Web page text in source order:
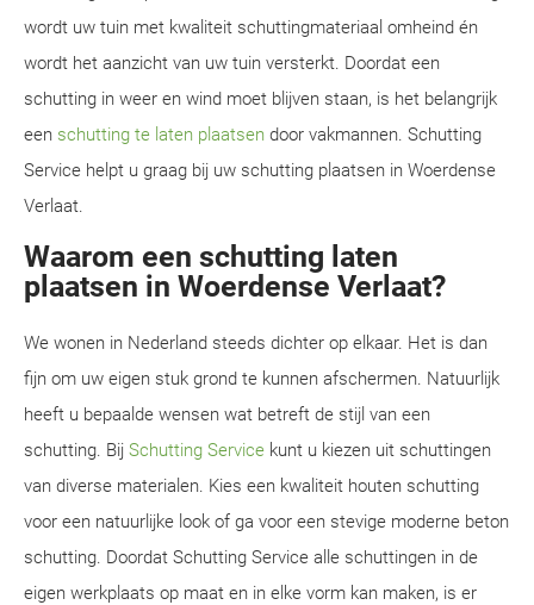
wordt uw tuin met kwaliteit schuttingmateriaal omheind én
wordt het aanzicht van uw tuin versterkt. Doordat een
schutting in weer en wind moet blijven staan, is het belangrijk
een schutting te laten plaatsen door vakmannen. Schutting
Service helpt u graag bij uw schutting plaatsen in Woerdense
Verlaat.
Waarom een schutting laten
plaatsen in Woerdense Verlaat?
We wonen in Nederland steeds dichter op elkaar. Het is dan
fijn om uw eigen stuk grond te kunnen afschermen. Natuurlijk
heeft u bepaalde wensen wat betreft de stijl van een
schutting. Bij Schutting Service kunt u kiezen uit schuttingen
van diverse materialen. Kies een kwaliteit houten schutting
voor een natuurlijke look of ga voor een stevige moderne beton
schutting. Doordat Schutting Service alle schuttingen in de
eigen werkplaats op maat en in elke vorm kan maken, is er